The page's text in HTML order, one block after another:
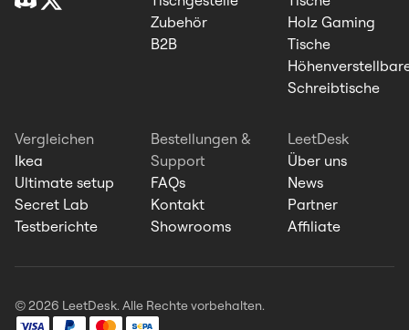
Zubehör
B2B
Holz Gaming
Tische
Schreibtische
Vergleichen
Ikea
Ultimate setup
Secret Lab
Testberichte
Bestellungen &
Support
FAQs
Kontakt
Showrooms
LeetDesk
Über uns
News
Partner
Affiliate
© 2026 LeetDesk. Alle Rechte vorbehalten.